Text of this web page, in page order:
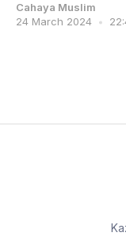
Cahaya Muslim
24 March 2024